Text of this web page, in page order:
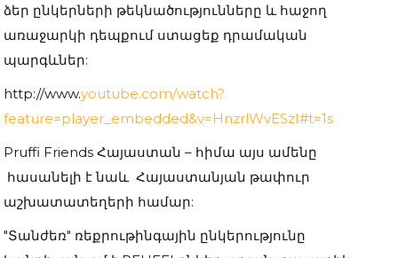
ձեր ընկերների թեկնածությունները և հաջող
առաջարկի դեպքում ստացեք դրամական
պարգևներ:
http://www.youtube.com/watch?
feature=player_embedded&v=HnzrlWvESzI#t=1s
Pruffi Friends Հայաստան – հիմա այս ամենը
հասանելի է նաև Հայաստանյան թափուր
աշխատատեղերի համար:
"Տանժեռ" ռեքրութինգային ընկերությունը